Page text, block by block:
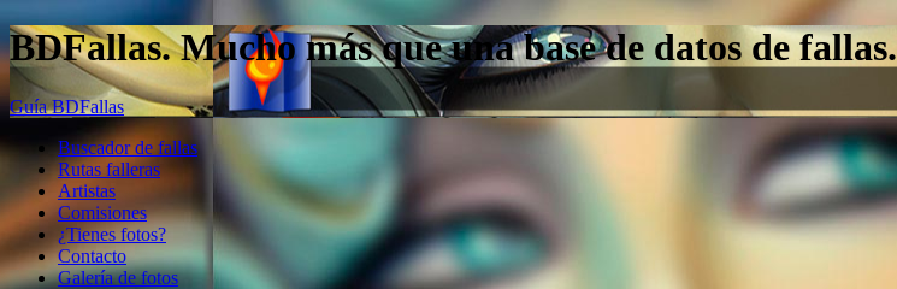
BDFallas. Mucho más que una base de datos de fallas.
Guía BDFallas
Buscador de fallas
Rutas falleras
Artistas
Comisiones
¿Tienes fotos?
Contacto
Galería de fotos